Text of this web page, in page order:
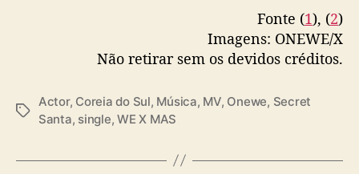
Fonte (1), (2)
Imagens: ONEWE/X
Não retirar sem os devidos créditos.
T
s
Actor, Coreia do Sul, Música, MV, Onewe, Secret
Santa, single,WE X MAS